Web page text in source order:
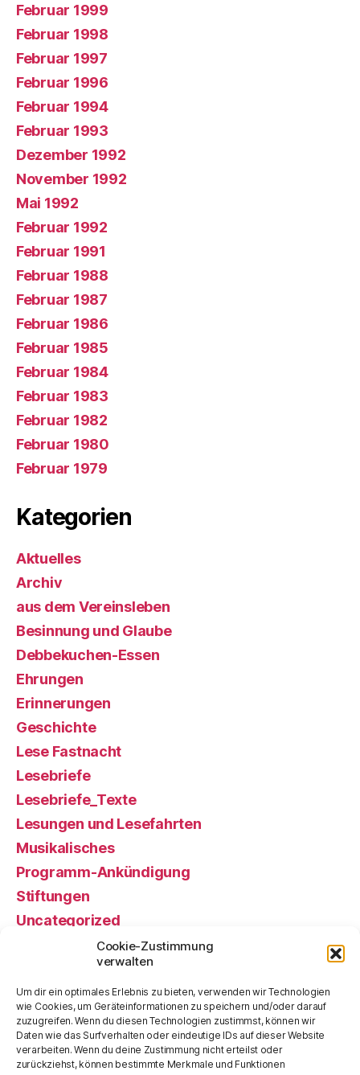
Cookie-Zustimmung
verwalten
Um dir ein optimales Erlebnis zu bieten, verwenden wir Technologien
wie Cookies, um Geräteinformationen zu speichern und/oder darauf
zuzugreifen. Wenn du diesen Technologien zustimmst, können wir
Daten wie das Surfverhalten oder eindeutige IDs auf dieser Website
verarbeiten. Wenn du deine Zustimmung nicht erteilst oder
zurückziehst, können bestimmte Merkmale und Funktionen
Februar 1999
Februar 1998
Februar 1997
Februar 1996
Februar 1994
Februar 1993
Dezember 1992
November 1992
Mai 1992
Februar 1992
Februar 1991
Februar 1988
Februar 1987
Februar 1986
Februar 1985
Februar 1984
Februar 1983
Februar 1982
Februar 1980
Februar 1979
Kategorien
Aktuelles
Archiv
aus dem Vereinsleben
Besinnung und Glaube
Debbekuchen-Essen
Ehrungen
Erinnerungen
Geschichte
Lese Fastnacht
Lesebriefe
Lesebriefe_Texte
Lesungen und Lesefahrten
Musikalisches
Programm-Ankündigung
Stiftungen
Uncategorized
Veranstaltung, gewesen
Veranstaltung, künftige
Vorstand alt
Meta